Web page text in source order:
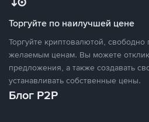
Торгуйте по наилучшей цене
Торгуйте криптовалютой,
желаемым ценам. Вы можете
предложения, а также создавать
устанавливать собственные цены.
Блог P2P